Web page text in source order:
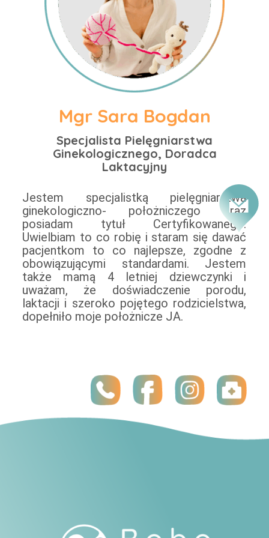
Mgr Sara Bogdan
Specjalista Pielęgniarstwa
Ginekologicznego, Doradca
Laktacyjny
Jestem specjalistką pielęgniarstwa
ginekologiczno- położniczego oraz
posiadam tytuł Certyfikowanego.
Uwielbiam to co robię i staram się dawać
pacjentkom to co najlepsze, zgodne z
obowiązującymi standardami. Jestem
także mamą 4 letniej dziewczynki i
uważam, że doświadczenie porodu,
laktacji i szeroko pojętego rodzicielstwa,
dopełniło moje położnicze JA.